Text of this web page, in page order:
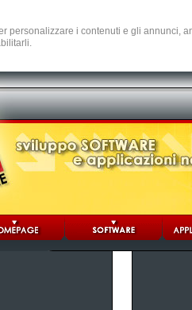
personalizzare i contenuti e gli annunci,